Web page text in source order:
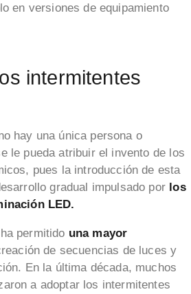
en versiones de equipamiento
intermitentes
hay una única persona o
le pueda atribuir el invento de los
pues la introducción de esta
gradual impulsado por los
LED.
permitido una mayor
de secuencias de luces y
En la última década, muchos
a adoptar los intermitentes